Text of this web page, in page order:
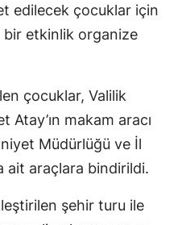
Kütahya
Manisa
Kahramanmaraş
edilecek çocuklar için
etkinlik organize
çocuklar, Valilik
Atay’ın makam aracı
Müdürlüğü ve İl
ait araçlara bindirildi.
şehir turu ile